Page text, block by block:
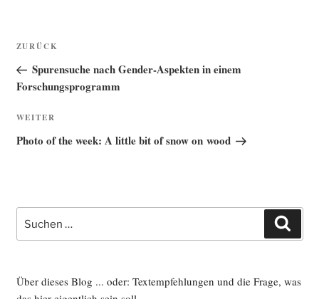
Beitragsnavigation
Vorheriger
Beitrag
ZURÜCK
Spurensuche nach Gender-Aspekten in einem
Forschungsprogramm
Nächster
Beitrag
WEITER
Photo of the week: A little bit of snow on wood
nach:
Über dieses Blog ... oder: Textempfehlungen und die Frage, was